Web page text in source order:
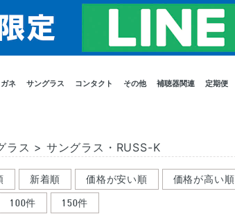
ガネ サングラス コンタクト その他 補聴器関連 定期便
ラス > サングラス・RUSS-K
新着順 価格が安い順 価格が高い順
100件 150件